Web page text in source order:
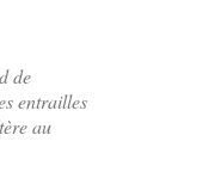
de
entrailles
au